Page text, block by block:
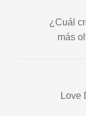
¿Cuál
más
Love